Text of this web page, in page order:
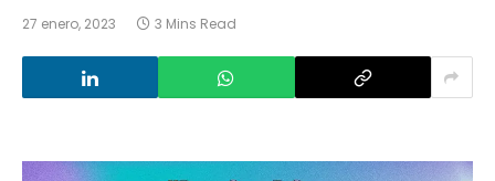
27 enero, 2023 3 Mins Read